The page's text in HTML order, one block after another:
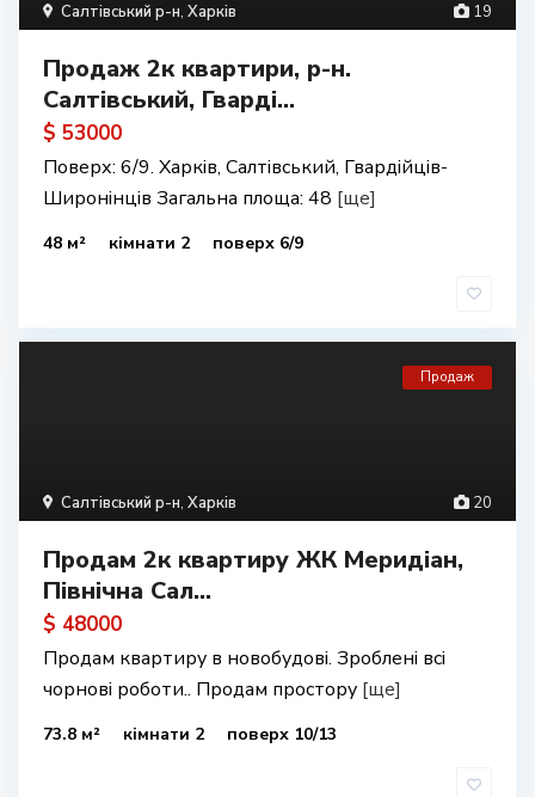
19
Салтівський р-н, Харків
Продаж 2к квартири, р-н.
Салтівський, Гварді...
$ 53000
Поверх: 6/9. Харків, Салтівський, Гвардійців-
Широнінців Загальна площа: 48 [ще]
48 м² кімнати 2 поверх 6/9
20
Салтівський р-н, Харків
Продаж
Продам 2к квартиру ЖК Меридіан,
Північна Сал...
$ 48000
Продам квартиру в новобудові. Зроблені всі
чорнові роботи.. Продам простору [ще]
73.8 м² кімнати 2 поверх 10/13